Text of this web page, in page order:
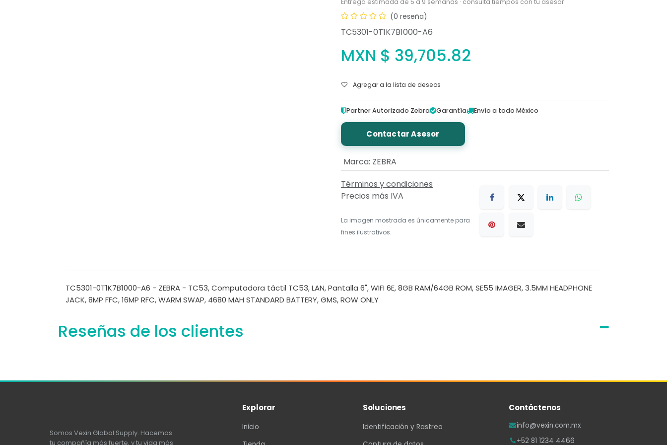
(0 reseña)
TC5301-0T1K7B1000-A6
MXN $ 39,705.82
Agregar a la lista de deseos
Partner Autorizado Zebra Garantía Envío a todo México
Contactar Asesor
Marca: ZEBRA
Términos y condiciones
Precios más IVA
La imagen mostrada es únicamente para
fines ilustrativos.
TC5301-0T1K7B1000-A6 - ZEBRA - TC53, Computadora táctil TC53, LAN, Pantalla 6", WIFI 6E, 8GB RAM/64GB ROM, SE55 IMAGER, 3.5MM HEADPHONE
JACK, 8MP FFC, 16MP RFC, WARM SWAP, 4680 MAH STANDARD BATTERY, GMS, ROW ONLY
Reseñas de los clientes
Somos Vexin Global Supply. Hacemos
tu compañía más fuerte, y tu vida más
Explorar
Inicio
Soluciones
Identificación y Rastreo
Contáctenos
info@vexin.com.mx
+52 81 1234 4466